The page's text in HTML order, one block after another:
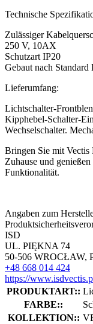
Technische
Zulässiger
250 V, 10AX
Schutzart IP20
Gebaut nach
Lieferumfang:
Lichtschalter-
Kipphebel-Schalter-
Wechselschalter.
Bringen Sie mit
Zuhause und
Funktionalität.
Angaben zum
ISD
UL. PIĘKNA 74
50-506 WROCŁAW,
+48 668 014 424
https://
PRODUKTART::
FARBE::
KOLLEKTION::